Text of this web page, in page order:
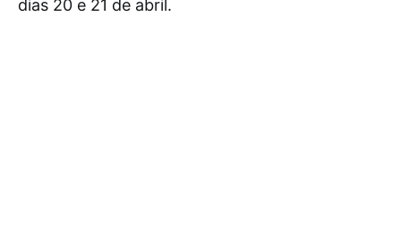
dias 20 e 21 de abril.